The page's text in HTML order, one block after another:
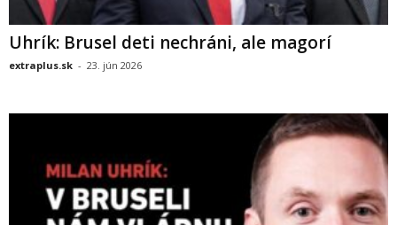
Uhrík: Brusel deti nechráni, ale magorí
extraplus.sk - 23. jún 2026